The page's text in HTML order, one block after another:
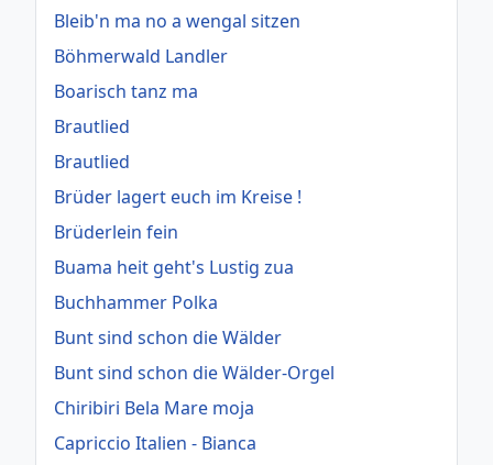
Bleib'n ma no a wengal sitzen
Böhmerwald Landler
Boarisch tanz ma
Brautlied
Brautlied
Brüder lagert euch im Kreise !
Brüderlein fein
Buama heit geht's Lustig zua
Buchhammer Polka
Bunt sind schon die Wälder
Bunt sind schon die Wälder-Orgel
Chiribiri Bela Mare moja
Capriccio Italien - Bianca